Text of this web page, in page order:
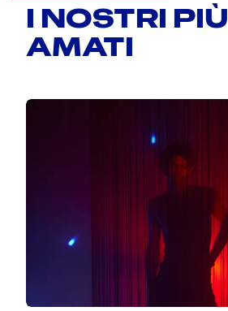
I NOSTRI PIÙ
AMATI